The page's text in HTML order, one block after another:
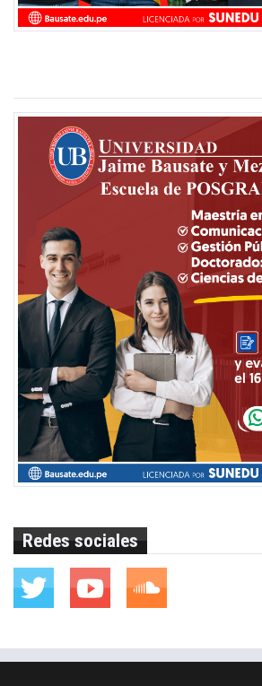
Redes sociales